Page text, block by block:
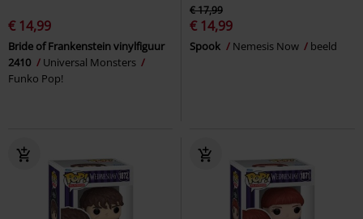
€ 14,99
Bride of Frankenstein vinylfiguur
2410
Universal Monsters
Funko Pop!
€ 17,99
€ 14,99
Spook Nemesis Now beeld